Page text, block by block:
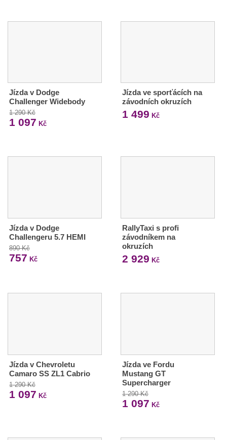
Jízda v Dodge
Challenger Widebody
1 290 Kč
1 097 Kč
Jízda ve sporťácích na
závodních okruzích
1 499 Kč
Jízda v Dodge
Challengeru 5.7 HEMI
890 Kč
757 Kč
RallyTaxi s profi
závodníkem na
okruzích
2 929 Kč
Jízda v Chevroletu
Camaro SS ZL1 Cabrio
1 290 Kč
1 097 Kč
Jízda ve Fordu
Mustang GT
Supercharger
1 290 Kč
1 097 Kč